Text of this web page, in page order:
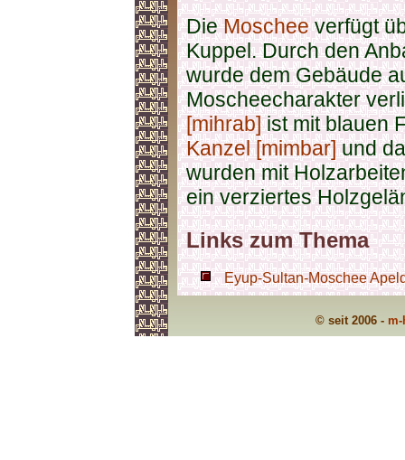
DieMoscheeverfügt
Kuppel. Durch den
wurde dem Gebäude
Moscheecharakter
[mihrab]ist mit blauen
Kanzel [mimbar]und
wurden mit
ein verziertes
Links zum Thema
Eyup-Sultan-Moschee
© seit 2006 -